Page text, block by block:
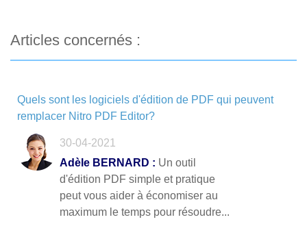
Articles concernés :
Quels sont les logiciels d'édition de PDF qui peuvent
remplacer Nitro PDF Editor?
30-04-2021
Adèle BERNARD : Un outil
d'édition PDF simple et pratique
peut vous aider à économiser au
maximum le temps pour résoudre...